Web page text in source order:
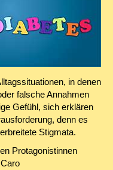
in denen
falsche Annahmen
Gefühl, sich erklären
denn es
Stigmata.
Protagonistinnen